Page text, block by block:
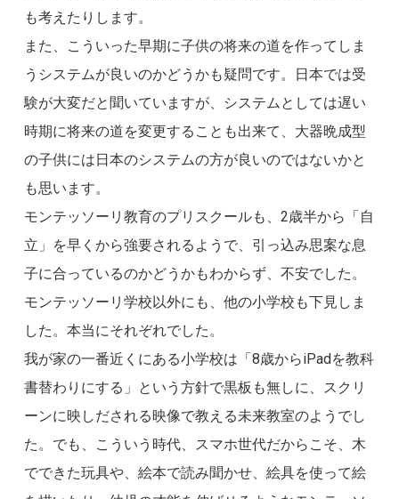
も考えたりします。
また、こういった早期に子供の将来の道を作ってしま
うシステムが良いのかどうかも疑問です。日本では受
験が大変だと聞いていますが、システムとしては遅い
時期に将来の道を変更することも出来て、大器晩成型
の子供には日本のシステムの方が良いのではないかと
も思います。
モンテッソーリ教育のプリスクールも、2歳半から「自
立」を早くから強要されるようで、引っ込み思案な息
子に合っているのかどうかもわからず、不安でした。
モンテッソーリ学校以外にも、他の小学校も下見しま
した。本当にそれぞれでした。
我が家の一番近くにある小学校は「8歳からiPadを教科
書替わりにする」という方針で黒板も無しに、スクリ
ーンに映しだされる映像で教える未来教室のようでし
た。でも、こういう時代、スマホ世代だからこそ、木
でできた玩具や、絵本で読み聞かせ、絵具を使って絵